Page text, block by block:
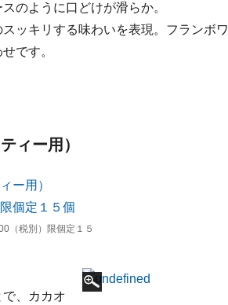
のように口どけが滑らか。
ッキリする味わいを表現。フランボワ
です。
ィー用）
（税別）限個定１５
、カカオ